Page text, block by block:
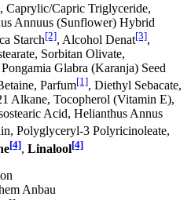
Capric Triglyceride,
Annuus (Sunflower) Hybrid
Starch[2], Alcohol Denat[3],
Sorbitan Olivate,
Glabra (Karanja) Seed
Parfum[1], Diethyl Sebacate,
Alkane, Tocopherol (Vitamin E),
Acid, Helianthus Annus
Polyglyceryl-3 Polyricinoleate,
[4], Linalool[4]
Anbau